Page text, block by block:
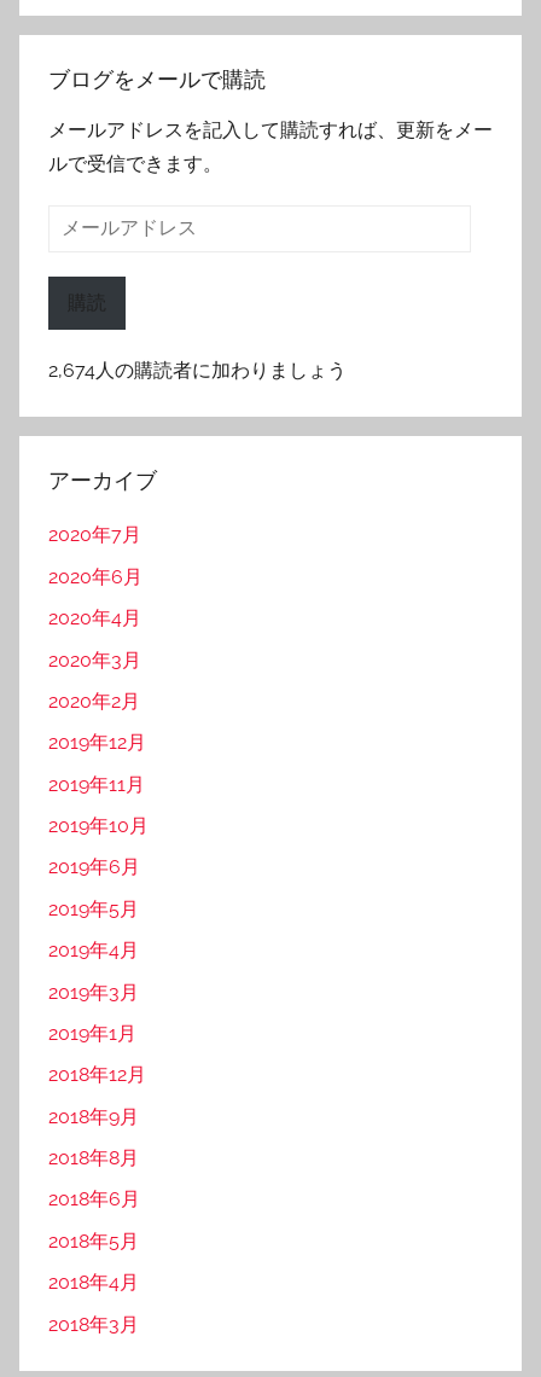
ブログをメールで購読
メールアドレスを記入して購読すれば、更新をメー
ルで受信できます。
ス
購読
2,674人の購読者に加わりましょう
アーカイブ
2020年7月
2020年6月
2020年4月
2020年3月
2020年2月
2019年12月
2019年11月
2019年10月
2019年6月
2019年5月
2019年4月
2019年3月
2019年1月
2018年12月
2018年9月
2018年8月
2018年6月
2018年5月
2018年4月
2018年3月